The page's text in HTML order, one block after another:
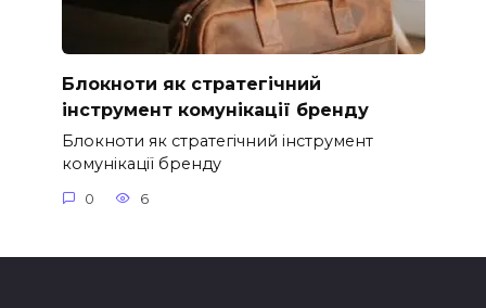
Блокноти як стратегічний
інструмент комунікації бренду
Блокноти як стратегічний інструмент
комунікації бренду
0 6